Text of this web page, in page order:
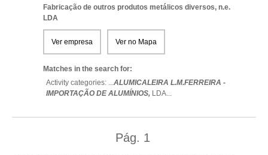
Fabricação de outros produtos metálicos diversos, n.e.
LDA
Ver empresa Ver no Mapa
Matches in the search for:
Activity categories: ...ALUMICALEIRA L.M.FERREIRA -
IMPORTAÇÃO DE ALUMÍNIOS, LDA...
Pág. 1